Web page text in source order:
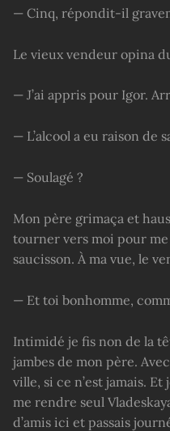
— Cinq, répondit-il
Le vieux vendeur opina
— J’ai appris pour Igor.
— L’alcool a eu raison de
— Soulagé ?
Mon père grimaça et
tourner vers moi pour
saucisson. À ma vue, le
— Et toi bonhomme,
Intimidé je fis non de la
jambes de mon père.
ville, si ce n’est jamais.
me rendre seul
d’amis ici et passais